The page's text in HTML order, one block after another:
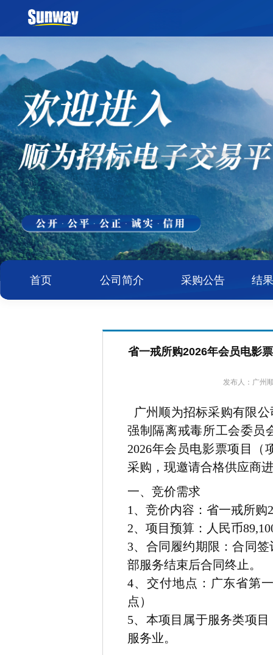
首页 公司简介 采购公告 结
省一戒所购2026年会员电影
发布人：广州
广州顺为招标采购有限
强制隔离戒毒所工会委员
2026年会员电影票项目（
采购，现邀请合格供应商
一、竞价需求
1 、竞价内容： 省一戒所购
2、项目预算： 人民币
3、 合同履约期限：合同签
部服务结束后合同终止。
4、 交付地点： 广东省第
点）
5、 本项目属于服务类项目
服务业。